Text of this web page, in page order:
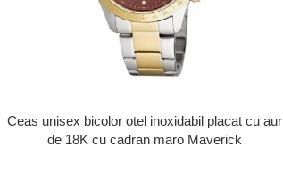
Ceas unisex bicolor otel inoxidabil placat cu aur
de 18K cu cadran maro Maverick